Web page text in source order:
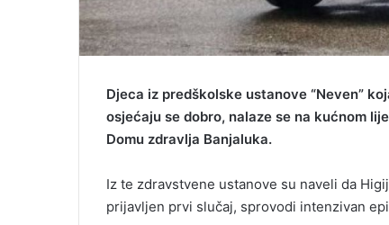
Djeca iz predškolske ustanove “Neven”
osjećaju se dobro, nalaze se na kućnom
Domu zdravlja Banjaluka.
Iz te zdravstvene ustanove su naveli da
prijavljen prvi slučaj, sprovodi intenzivan